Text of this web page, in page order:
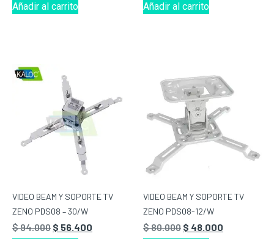
Añadir al carrito
Añadir al carrito
VIDEO BEAM Y SOPORTE TV
ZENO PDS08 – 30/W
$94.000 $ 56.400
VIDEO BEAM Y SOPORTE TV
ZENO PDS08-12/W
$80.000 $ 48.000